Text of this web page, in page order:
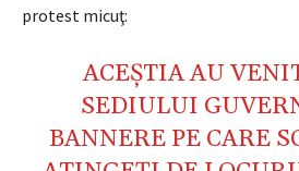
protest micuţ:
ACEŞTIA AU
SEDIULUI
BANNERE PE CARE